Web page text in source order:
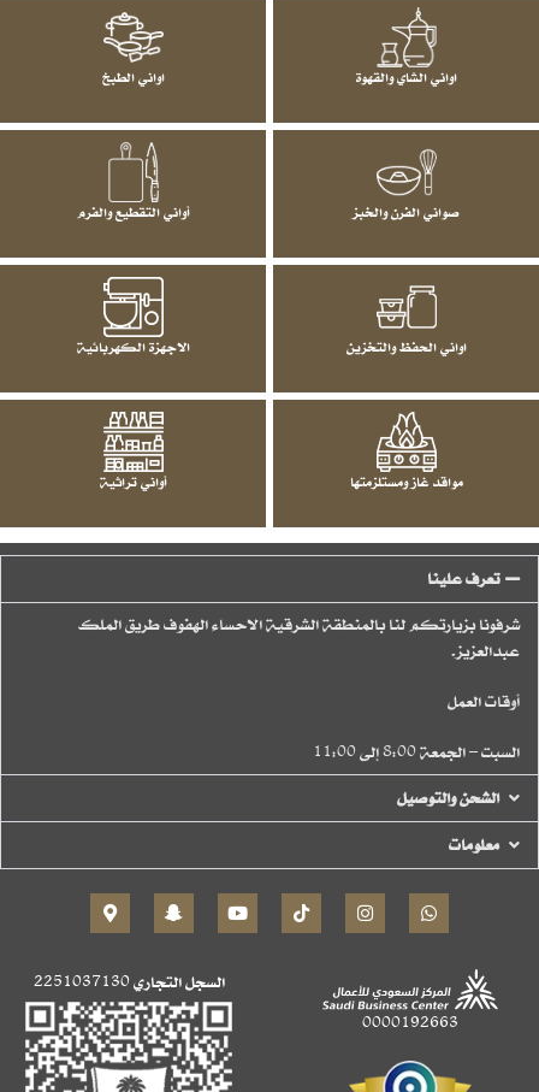
اواني الشاي والقهوة اواني الطبخ
صواني الفرن والخبز أواني التقطيع والفرم
اواني الحفظ والتخزين الاجهزة الكهربائية
مواقد غاز ومستلزمتها أواني تراثية
تعرف علينا
شرفونا بزيارتكم لنا بالمنطقة الشرقية الاحساء الهفوف طريق الملك
عبدالعزيز.
أوقات العمل
السبت – الجمعة 8:00 إلى 11:00
الشحن والتوصيل
معلومات
0000192663
السجل التجاري2251037130